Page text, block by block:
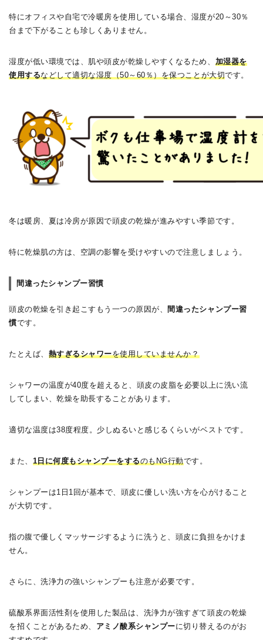
特にオフィスや自宅で冷暖房を使用している場合、湿度が20～30％
台まで下がることも珍しくありません。
湿度が低い環境では、肌や頭皮が乾燥しやすくなるため、 加湿器を
使用するなどして適切な湿度（50～60％）を保つことが大切です。
冬は暖房、夏は冷房が原因で頭皮の乾燥が進みやすい季節です。
特に乾燥肌の方は、空調の影響を受けやすいので注意しましょう。
間違ったシャンプー習慣
頭皮の乾燥を引き起こすもう一つの原因が、 間違ったシャンプー習
慣です。
たとえば、 熱すぎるシャワーを使用していませんか？
シャワーの温度が40度を超えると、頭皮の皮脂を必要以上に洗い流
してしまい、乾燥を助長することがあります。
適切な温度は38度程度。少しぬるいと感じるくらいがベストです。
また、 1日に何度もシャンプーをするのもNG行動です。
シャンプーは1日1回が基本で、頭皮に優しい洗い方を心がけること
が大切です。
指の腹で優しくマッサージするように洗うと、頭皮に負担をかけま
せん。
さらに、洗浄力の強いシャンプーも注意が必要です。
硫酸系界面活性剤を使用した製品は、洗浄力が強すぎて頭皮の乾燥
を招くことがあるため、 アミノ酸系シャンプーに切り替えるのがお